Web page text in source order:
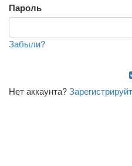
Пароль
Забыли?
Нет аккаунта?